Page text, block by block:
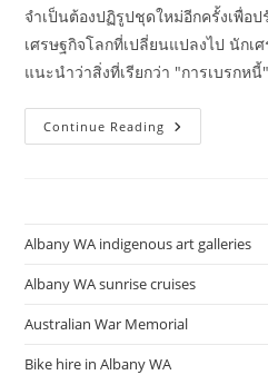
จำเป็นต้องปฏิรูปชุดใหม่อีกครั้งเพื่อป
เศรษฐกิจโลกที่เปลี่ยนแปลงไป นักเ
แนะนำว่าสิ่งที่เรียกว่า "การเบรกห
Continue Reading ข่าว
เศรษฐกิจ
Albany WA indigenous art galleries
Albany WA sunrise cruises
Australian War Memorial
Bike hire in Albany WA